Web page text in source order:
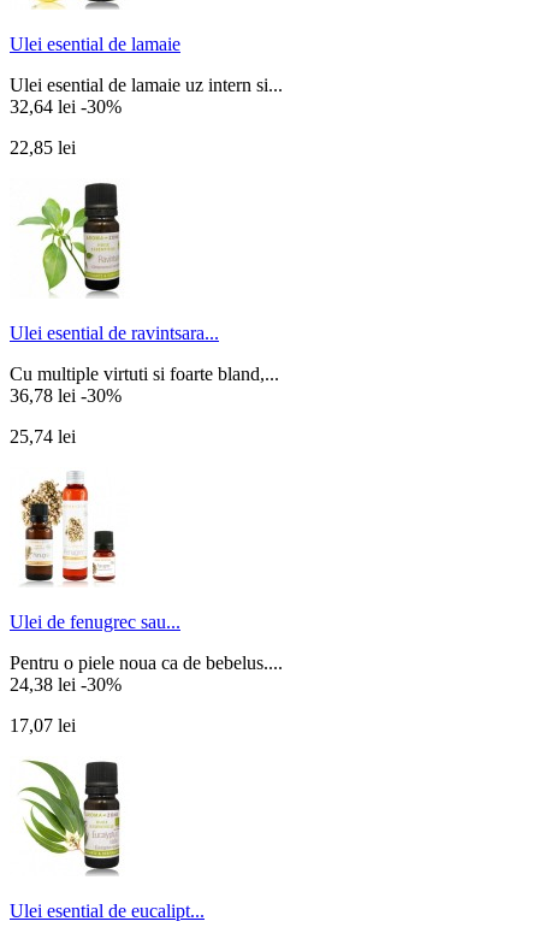
Ulei esential de lamaie
Ulei esential de lamaie uz intern si...
32,64 lei -30%
22,85 lei
Ulei esential de ravintsara...
Cu multiple virtuti si foarte bland,...
36,78 lei -30%
25,74 lei
Ulei de fenugrec sau...
Pentru o piele noua ca de bebelus....
24,38 lei -30%
17,07 lei
Ulei esential de eucalipt...